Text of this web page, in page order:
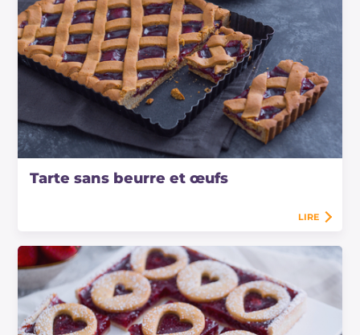
Tarte sans beurre et œufs
LIRE